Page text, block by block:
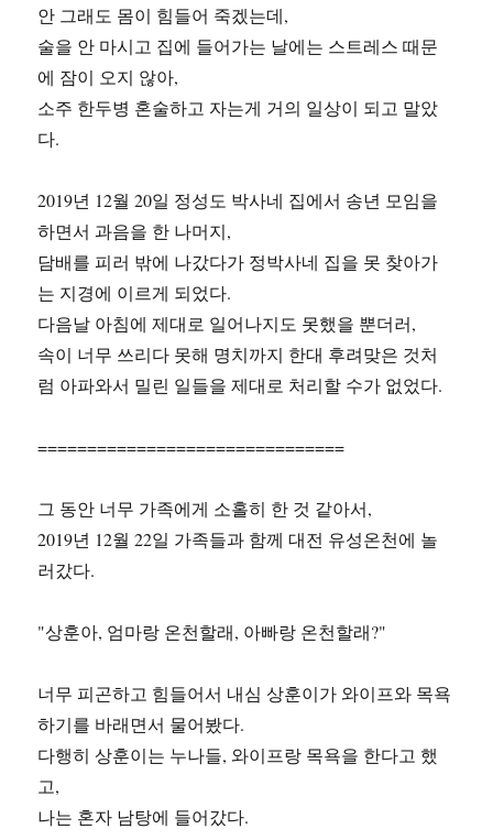
안 그래도 몸이 힘들어 죽겠는데,
술을 안 마시고 집에 들어가는 날에는 스트레스 때문
에 잠이 오지 않아,
소주 한두병 혼술하고 자는게 거의 일상이 되고 말았
다.
2019년 12월 20일 정성도 박사네 집에서 송년 모임을
하면서 과음을 한 나머지,
담배를 피러 밖에 나갔다가 정박사네 집을 못 찾아가
는 지경에 이르게 되었다.
다음날 아침에 제대로 일어나지도 못했을 뿐더러,
속이 너무 쓰리다 못해 명치까지 한대 후려맞은 것처
럼 아파와서 밀린 일들을 제대로 처리할 수가 없었다.
===============================
그 동안 너무 가족에게 소홀히 한 것 같아서,
2019년 12월 22일 가족들과 함께 대전 유성온천에 놀
러갔다.
"상훈아, 엄마랑 온천할래, 아빠랑 온천할래?"
너무 피곤하고 힘들어서 내심 상훈이가 와이프와 목욕
하기를 바래면서 물어봤다.
다행히 상훈이는 누나들, 와이프랑 목욕을 한다고 했
고,
나는 혼자 남탕에 들어갔다.